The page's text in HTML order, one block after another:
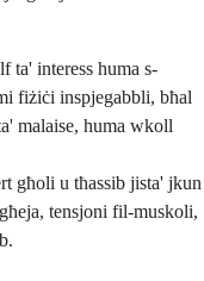
ta' interess huma s-
fiżiċi inspjegabbli, bħal
malaise, huma wkoll
għoli u tħassib jista' jkun
tensjoni fil-muskoli,